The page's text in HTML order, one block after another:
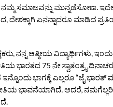
ನಮ್ಮ ಸಮಾಜವನ್ನು ಮುನ್ನಡೆಸೋಣ. ಇದೇ
ದೇಶಕ್ಕಾಗಿ ಏನನ್ನಾದರೂ ಮಾಡಿದ
ನನ್ನ ಆತ್ಮೀಯ ವಿದ್ಯಾರ್ಥಿಗಳು,
ಭಾರತದ 75 ನೇ ಸ್ವಾತಂತ್ರ್ಯ
ಭಾಗಕ್ಕೆ ಎಲ್ಲರೂ “ಜೈ ಭಾರತ್
ಭಾವನೆಯಾಗಿದೆ. ಆದರೆ, ನಮಗೆಲ್ಲರಿಗೂ